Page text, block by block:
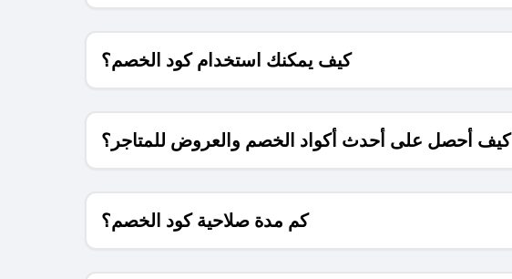
كيف يمكنك استخدام كود الخصم؟
كيف أحصل على أحدث أكواد الخصم والعروض للمتاجر؟
كم مدة صلاحية كود الخصم؟